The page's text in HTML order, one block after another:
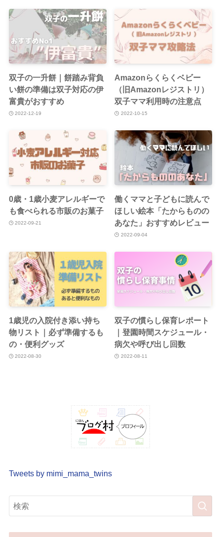
双子の一升餅｜餅踏み背負
い餅の準備は双子対応の伊
富貴がおすすめ
2022-12-19
Amazonらくらくベビー
（旧Amazonレジストリ）
双子ママ利用時の注意点
2022-10-15
0歳・1歳小麦アレルギーで
も食べられる市販のお菓子
2022-09-21
働くママと子どもに読んで
ほしい絵本「たからものの
あなた」おすすめレビュー
2022-09-04
1歳児の入院付き添い持ち
物リスト｜必ず準備するも
の・便利グッズ
2022-08-30
双子の慣らし保育レポート
｜登園時間スケジュール・
病欠や呼び出し回数
2022-08-11
Tweets by mimi_mama_twins